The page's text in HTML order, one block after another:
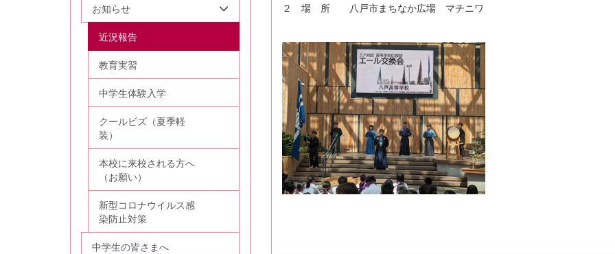
２ 場 所 八戸市まちなか広場 マチニワ
お知らせ
近況報告
教育実習
中学生体験入学
クールビズ（夏季軽
装）
本校に来校される方へ
（お願い）
新型コロナウイルス感
染防止対策
中学生の皆さまへ